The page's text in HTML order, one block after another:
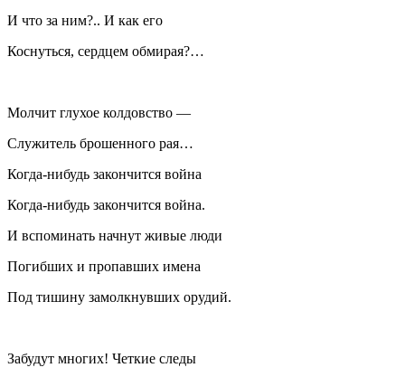
И что за ним?.. И как его
Коснуться, сердцем обмирая?…
Молчит глухое колдовство —
Служитель брошенного рая…
Когда-нибудь закончится война
Когда-нибудь закончится война.
И вспоминать начнут живые люди
Погибших и пропавших имена
Под тишину замолкнувших орудий.
Забудут многих! Четкие следы